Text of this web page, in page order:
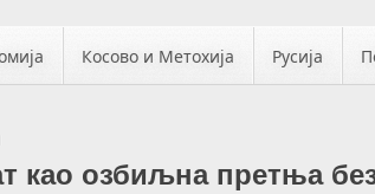
Косово и Метохија Русија
као озбиљна претња